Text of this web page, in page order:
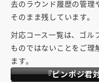
取扱い店舗 SHOP
サポートSUPPORT
去のラウンド履歴の管理
そのまま残しています。
対応コース一覧は、ゴル
ものではないことをご理
ます。
『ピンポジ君